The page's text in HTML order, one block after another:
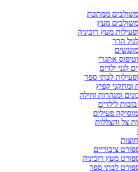
ממתכת
מעץ
מעץ רוביניה
הרך
אתגרי
לגני ילדים
לבתי ספר
ומתקני קפיץ
ומנהרות זחילה
לילדים
פעילים
צל והצללות
ציבוריים
מעץ רוביניה
לבתי ספר